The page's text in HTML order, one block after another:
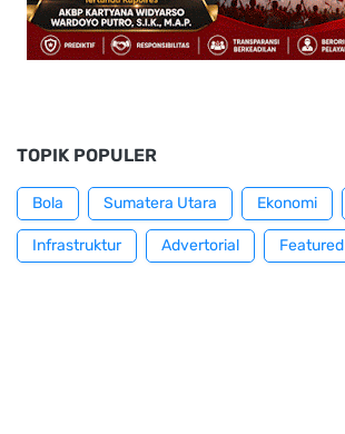
TOPIK POPULER
Bola Sumatera Utara Ekonomi
Infrastruktur Advertorial Featured